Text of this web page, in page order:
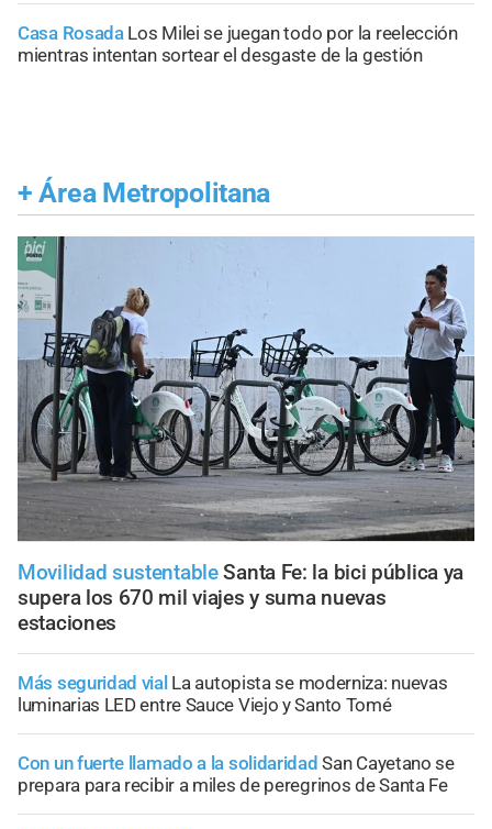
Casa Rosada Los Milei se juegan todo por la reelección
mientras intentan sortear el desgaste de la gestión
+ Área Metropolitana
Movilidad sustentable Santa Fe: la bici pública ya
supera los 670 mil viajes y suma nuevas
estaciones
Más seguridad vial La autopista se moderniza: nuevas
luminarias LED entre Sauce Viejo y Santo Tomé
Con un fuerte llamado a la solidaridad San Cayetano se
prepara para recibir a miles de peregrinos de Santa Fe